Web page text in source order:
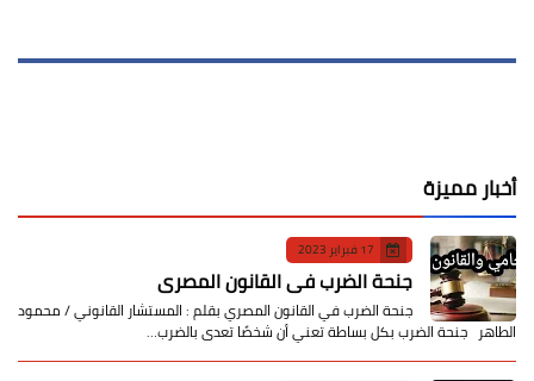
أخبار مميزة
17 فبراير 2023
جنحة الضرب في القانون المصري
جنحة الضرب في القانون المصري بقلم : المستشار القانوني / محمود
الطاهر جنحة الضرب بكل بساطة تعني أن شخصًا تعدى بالضرب…